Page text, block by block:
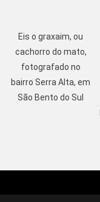
Eis o graxaim, ou
cachorro do mato,
fotografado no
bairro Serra Alta, em
São Bento do Sul